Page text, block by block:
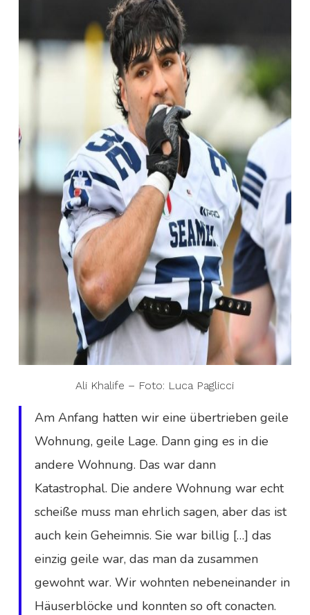
Ali Khalife – Foto: Luca Paglicci
Am Anfang hatten wir eine übertrieben geile
Wohnung, geile Lage. Dann ging es in die
andere Wohnung. Das war dann
Katastrophal. Die andere Wohnung war echt
scheiße muss man ehrlich sagen, aber das ist
auch kein Geheimnis. Sie war billig […] das
einzig geile war, das man da zusammen
gewohnt war. Wir wohnten nebeneinander in
Häuserblöcke und konnten so oft conacten.